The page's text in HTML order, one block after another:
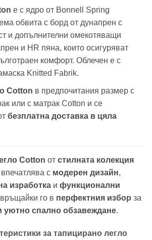
е с ядро от Bonnell Spring
обвита с борд от дунапрен с
и допълнителни омекотяващи
и HR пяна, които осигуряват
комфорт. Облечен е с
Knitted Fabrik.
Cotton в предпочитания размер с
или с матрак Cotton и се
безплатна доставка в цяла
Cotton от стилната колекция
впечатлява с модерен дизайн,
изработка и функционални
го в перфектния избор за
уютно спално обзавеждане.
за тапицирано легло